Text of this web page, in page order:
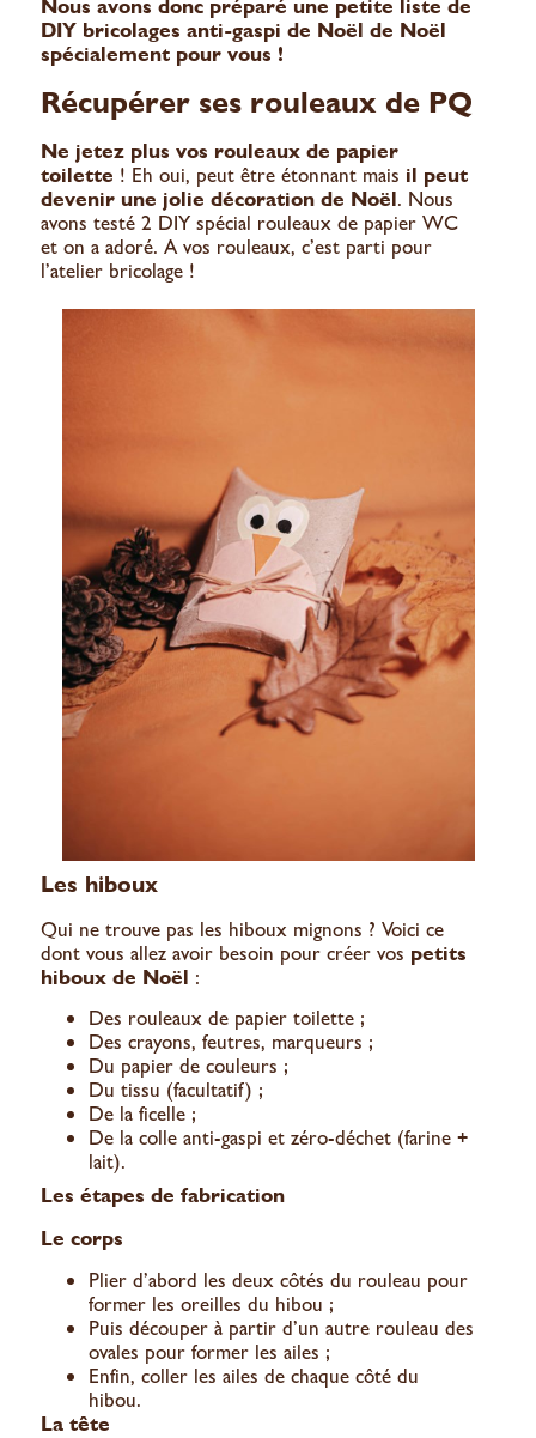
Nous avons donc préparé une petite liste de
DIY bricolages anti-gaspi de Noël de Noël
spécialement pour vous !
Récupérer ses rouleaux de PQ
Ne jetez plus vos rouleaux de papier
toilette ! Eh oui, peut être étonnant mais il peut
devenir une jolie décoration de Noël. Nous
avons testé 2 DIY spécial rouleaux de papier WC
et on a adoré. A vos rouleaux, c’est parti pour
l’atelier bricolage !
Les hiboux
Qui ne trouve pas les hiboux mignons ? Voici ce
dont vous allez avoir besoin pour créer vos petits
hiboux de Noël :
Des rouleaux de papier toilette ;
Des crayons, feutres, marqueurs ;
Du papier de couleurs ;
Du tissu (facultatif) ;
De la ficelle ;
De la colle anti-gaspi et zéro-déchet (farine +
lait).
Les étapes de fabrication
Le corps
Plier d’abord les deux côtés du rouleau pour
former les oreilles du hibou ;
Puis découper à partir d’un autre rouleau des
ovales pour former les ailes ;
Enfin, coller les ailes de chaque côté du
hibou.
La tête